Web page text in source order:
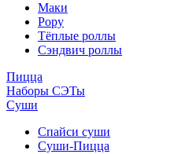
Маки
Рору
Тёплые роллы
Сэндвич роллы
Пицца
Наборы СЭТы
Суши
Спайси суши
Суши-Пицца